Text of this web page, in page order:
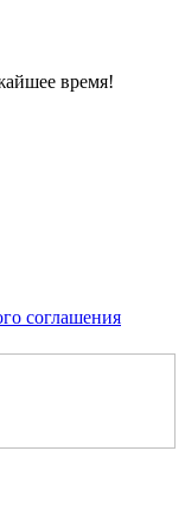
время!
соглашения